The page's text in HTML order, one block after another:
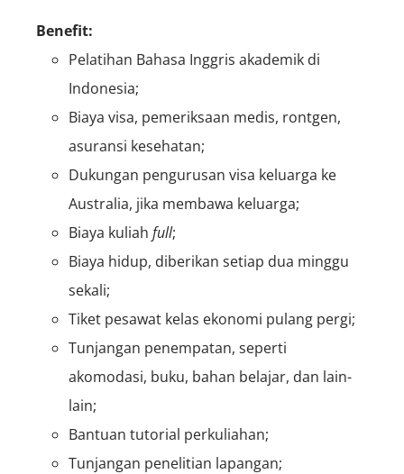
Benefit:
Pelatihan Bahasa Inggris akademik di
Indonesia;
Biaya visa, pemeriksaan medis, rontgen,
asuransi kesehatan;
Dukungan pengurusan visa keluarga ke
Australia, jika membawa keluarga;
Biaya kuliah full;
Biaya hidup, diberikan setiap dua minggu
sekali;
Tiket pesawat kelas ekonomi pulang pergi;
Tunjangan penempatan, seperti
akomodasi, buku, bahan belajar, dan lain-
lain;
Bantuan tutorial perkuliahan;
Tunjangan penelitian lapangan;